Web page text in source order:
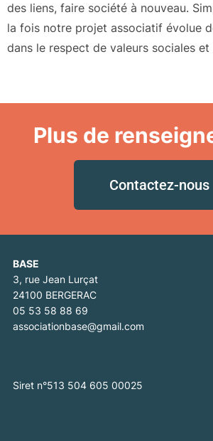
des liens, faire société à nouveau.
la fois notre projet associatif évolue
dans le respect de valeurs sociales et
Plus de
Contactez-nous
BASE
3, rue Jean Lurçat
24100 BERGERAC
05 53 58 88 69
associationbase@gmail.com
Siret n°513 504 605 00025